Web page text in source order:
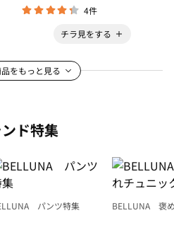
4件
チラ見をする
をもっと見る
ド特集
パンツ特集
BELLUNA 褒